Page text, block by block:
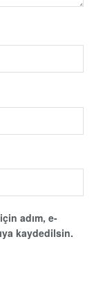
adım, e-
kaydedilsin.